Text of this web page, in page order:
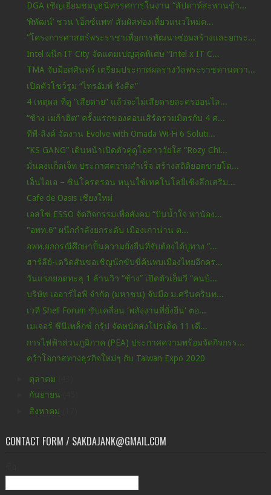
DGA เชิญเยี่ยมชมบูธนิทรรศการในงาน “สัปดาห์สะพานข้า...
‘พิพัฒน์’ ชวน ‘เอ็กซ์แพท’ สัมผัสท่องเที่ยวแนวใหม่ค...
“โครงการศาสตร์พระราชาเพื่อการพัฒนาซ่อมสร้างและยกระ...
Intel ผนึก IT City จัดแคมเปญสุดพิเศษ “Intel x IT C...
TMA จับมือศศินทร์ เตรียมประกาศผลรางวัลพระราชทานควา...
เปิดตัวโชว์รูม “ไทรอัมพ์ รังสิต”
4 เหตุผล ที่ดู “เสียดาย” แล้วจะไม่เสียดายละครออนไล...
“ช้าง เมก้าฮิต” ครั้งแรกของคอนเสิร์ตรวมมิตรกับ 4 ศ...
ทีพี-ลิงค์ จัดงาน Evolve with Omada Wi-Fi 6 Soluti...
“KS GANG” เดินหน้าเปิดตัวคู่ดูโอสาววัยใส “Rozy Chi...
มั่นคงแก็ดเจ็ท ประกาศความสำเร็จ สร้างสถิติยอดขายโต...
เอ็นไอเอ – ซินโครตรอน หนุนใช้เทคโนโลยีเชิงลึกเสริม...
Cafe de Oasis เชียงใหม่
เอสโซ่ ESSO จัดกิจกรรมเพื่อสังคม “ปันน้ำใจ พาน้อง...
"อพท.6” ผนึกกำลังยกระดับ เมืองเก่าน่าน ต...
อพท.ยกกรณีศึกษาปั้นความยั่งยืนที่จับต้องได้ปูทาง “...
ฮาร์ลีย์-เดวิดสันขอเชิญนักขับขี่ค้นพบเมืองไทยอีกคร...
วันแรกยอดทะลุ 1 ล้านวิว “ช้าง” เปิดตัวเอ็มวี “คนบ้...
บริษัท เออาร์ไอพี จำกัด (มหาชน) จับมือ ม.ศรีนครินท...
เวที Shell Forum ขับเคลื่อน 'พลังงานที่ยั่งยืน' ตอ...
เมเจอร์ ซีนีเพล็กซ์ กรุ้ป จัดหนักส่งโปรเด็ด 11 เดื...
การไฟฟ้าส่วนภูมิภาค (PEA) ประกาศความพร้อมจัดกิจกรร...
คว้าโอกาสทางธุรกิจใหม่ๆ กับ Taiwan Expo 2020
ตุลาคม
กันยายน
สิงหาคม
CONTACT FORM / SAKDAJANK@GMAIL.COM